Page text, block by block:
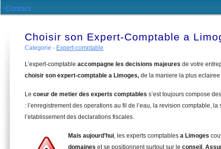
Contact
Choisir son Expert-Comptable a
Categorie - Expert-comptable
L’expert-comptable accompagne les decisions majeures de votre
choisir son expert-comptable a Limoges, de la maniere la plus
Le coeur de metier des experts comptables s’est toujours compose
: l’enregistrement des operations au fil de l’eau, la revision comptable, la
l’etablissement des declarations fiscales.
Mais aujourd’hui, les experts comptables a Limoges
domaines et se positionnent surtout sur le conseil .